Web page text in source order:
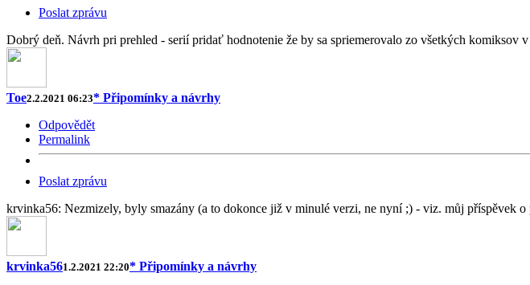
Poslat zprávu
Dobrý deň. Návrh pri prehled - serií pridať hodnotenie že by sa spriemerovalo zo všetkých
Toe2.2.2021 06:23* Připomínky a návrhy
Odpovědět
Permalink
Poslat zprávu
krvinka56: Nezmizely, byly smazány (a to dokonce již v minulé verzi, ne nyní ;) - viz. můj příspěvek
krvinka561.2.2021 22:20* Připomínky a návrhy